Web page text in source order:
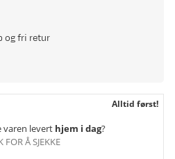
og fri retur
Alltid først!
varen levert hjem i dag?
FOR Å SJEKKE